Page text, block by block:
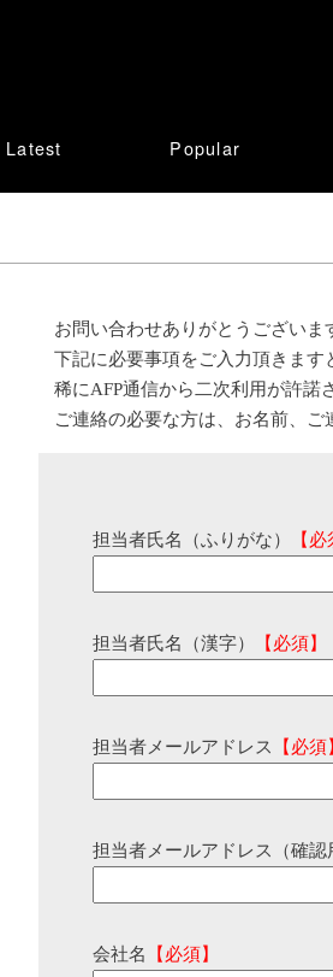
Latest Popular
お問い合わせありがとうございま
下記に必要事項をご入力頂きま
稀にAFP通信から二次利用が許諾
ご連絡の必要な方は、お名前、
担当者氏名（ふりがな） 【必
担当者氏名（漢字） 【必須】
担当者メールアドレス 【必須
担当者メールアドレス（確認
会社名 【必須】